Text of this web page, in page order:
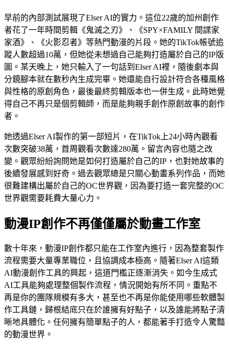
早前的內部測試展現了Elser AI的實力。這位22歲的加州創作
者花了一年時間剪輯《鬼滅之刃》、《SPY×FAMILY 間諜家
家酒》、《火影忍者》等熱門動漫的片段。她的TikTok帳號追
蹤人數超過10萬，但她從未想過自己能夠打造屬於自己的IP版
圖。某天晚上，她只輸入了一句話到Elser AI裡，隨後劇本與
分鏡腳本就在數秒內生成完畢。她還能自行設計符合各種風格
與性格的原創角色，最後最終剪輯版本也一併生成。此時她覺
得自己不再只是個剪輯師，而是能夠親手創作原創故事的創作
者。
她透過Elser AI製作的第一部短片，在TikTok上24小時內觀看
次數突破38萬，首周觀看次數達280萬。留言內容也隨之改
變。觀眾紛紛詢問她是如何打造屬於自己的IP，也對她故事的
後續發展感到好奇。過去觀眾總是只關心動畫系列作品，而她
很難建構出屬於自己的OC世界觀，因為要打造一套完整的OC
世界觀需要耗費大量心力。
動漫IP創作不再僅僅屬於動畫工作室
數十年來，動漫IP創作都只能在工作室內進行，因為整套製作
流程需要大量專業職位，且協調成本極高。隨著Elser AI這類
AI動漫創作工具的興起，這道門檻正逐漸消失。如今生成式
AI工具能夠處理整個製作流程，情況開始有所不同。重點不
再是你的團隊規模有多大，甚至也不再是你能使用哪些軟體製
作工具鏈，歸根結底只在於誰擁有好點子，以及誰能將點子清
晰地具體化。任何擁有簡單點子的人，都能著手打造令人驚豔
的動漫世界。